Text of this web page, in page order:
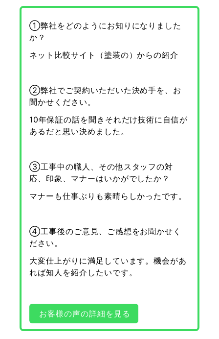
①弊社をどのようにお知りになりました
か？
ネット比較サイト（塗装の）からの紹介
②弊社でご契約いただいた決め手を、お
聞かせください。
10年保証の話を聞きそれだけ技術に自信が
あるだと思い決めました。
③工事中の職人、その他スタッフの対
応、印象、マナーはいかがでしたか？
マナーも仕事ぶりも素晴らしかったです。
④工事後のご意見、ご感想をお聞かせく
ださい。
大変仕上がりに満足しています。機会があ
れば知人を紹介したいです。
お客様の声の詳細を見る